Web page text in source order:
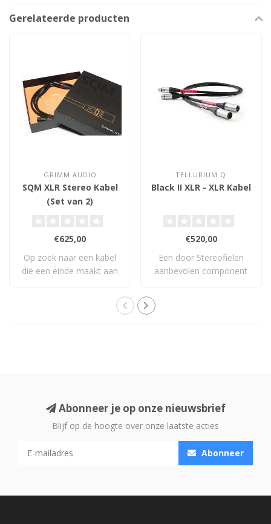
Gerelateerde producten
GRIMM AUDIO
SQM XLR Stereo Kabel
(Set van 2)
€625,00
Op zoek naar een kabel
die een einde maakt aan
TELLURIUM Q
Black II XLR - XLR Kabel
€520,00
Een door Stereofielen
aanbevolen component
Abonneer je op onze nieuwsbrief
Blijf op de hoogte over onze laatste acties
Abonneer